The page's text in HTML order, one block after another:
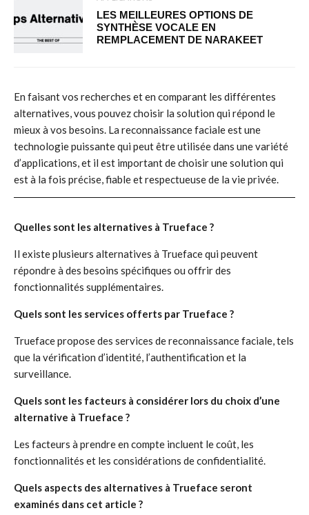
LES MEILLEURES OPTIONS DE
SYNTHÈSE VOCALE EN
REMPLACEMENT DE NARAKEET
En faisant vos recherches et en comparant les différentes
alternatives, vous pouvez choisir la solution qui répond le
mieux à vos besoins. La reconnaissance faciale est une
technologie puissante qui peut être utilisée dans une variété
d’applications, et il est important de choisir une solution qui
est à la fois précise, fiable et respectueuse de la vie privée.
Quelles sont les alternatives à Trueface ?
Il existe plusieurs alternatives à Trueface qui peuvent
répondre à des besoins spécifiques ou offrir des
fonctionnalités supplémentaires.
Quels sont les services offerts par Trueface ?
Trueface propose des services de reconnaissance faciale, tels
que la vérification d’identité, l’authentification et la
surveillance.
Quels sont les facteurs à considérer lors du choix d’une
alternative à Trueface ?
Les facteurs à prendre en compte incluent le coût, les
fonctionnalités et les considérations de confidentialité.
Quels aspects des alternatives à Trueface seront
examinés dans cet article ?